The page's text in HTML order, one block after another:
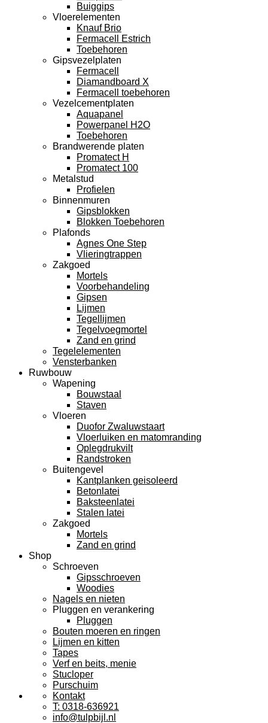
Buiggips
Vloerelementen
Knauf Brio
Fermacell Estrich
Toebehoren
Gipsvezelplaten
Fermacell
Diamandboard X
Fermacell toebehoren
Vezelcementplaten
Aquapanel
Powerpanel H2O
Toebehoren
Brandwerende platen
Promatect H
Promatect 100
Metalstud
Profielen
Binnenmuren
Gipsblokken
Blokken Toebehoren
Plafonds
Agnes One Step
Vlieringtrappen
Zakgoed
Mortels
Voorbehandeling
Gipsen
Lijmen
Tegellijmen
Tegelvoegmortel
Zand en grind
Tegelelementen
Vensterbanken
Ruwbouw
Wapening
Bouwstaal
Staven
Vloeren
Duofor Zwaluwstaart
Vloerluiken en matomranding
Oplegdrukvilt
Randstroken
Buitengevel
Kantplanken geisoleerd
Betonlatei
Baksteenlatei
Stalen latei
Zakgoed
Mortels
Zand en grind
Shop
Schroeven
Gipsschroeven
Woodies
Nagels en nieten
Pluggen en verankering
Pluggen
Bouten moeren en ringen
Lijmen en kitten
Tapes
Verf en beits, menie
Stucloper
Purschuim
Kontakt
T: 0318-636921
info@tulpbijl.nl